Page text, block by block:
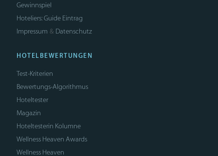
Gewinnspiel
Hoteliers: Guide Eintrag
Impressum & Datenschutz
HOTELBEWERTUNGEN
Test-Kriterien
Bewertungs-Algorithmus
Hoteltester
Magazin
Hoteltesterin Kolumne
Wellness Heaven Awards
Wellness Heaven